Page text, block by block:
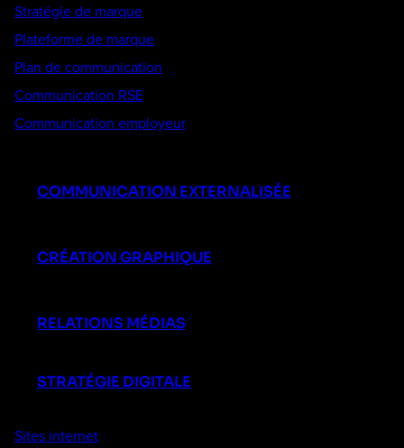
Stratégie de marque
Plateforme de marque
Plan de communication
Communication RSE
Communication employeur
COMMUNICATION EXTERNALISÉE
CRÉATION GRAPHIQUE
RELATIONS MÉDIAS
STRATÉGIE DIGITALE
Sites internet